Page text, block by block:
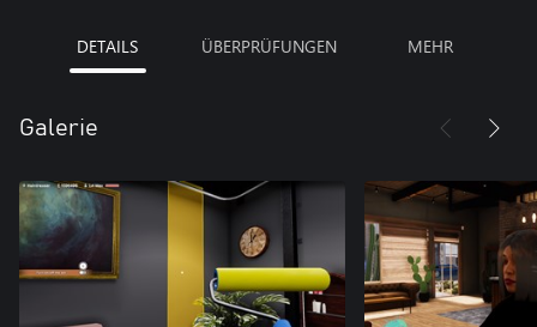
DETAILS ÜBERPRÜFUNGEN MEHR
Galerie